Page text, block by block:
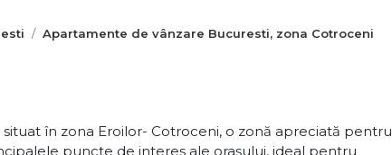
Apartamente de vânzare Bucuresti, zona Cotroceni
în zona Eroilor- Cotroceni, o zonă apreciată pentru
puncte de interes ale orașului, ideal pentru